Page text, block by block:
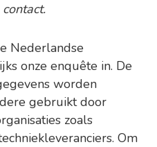
Nederlandse
onze enquête in. De
worden
gebruikt door
zoals
Om